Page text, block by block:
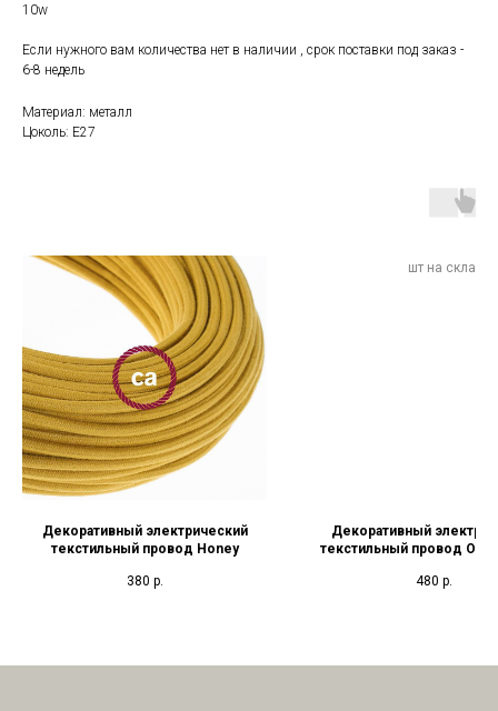
10w
Если нужного вам количества нет в наличии , срок поставки под заказ -
6-8 недель
Материал: металл
Цоколь: Е27
Декоративный электрический
текстильный провод Honey
380 р.
Декоративный
текстильный провод
480 р.